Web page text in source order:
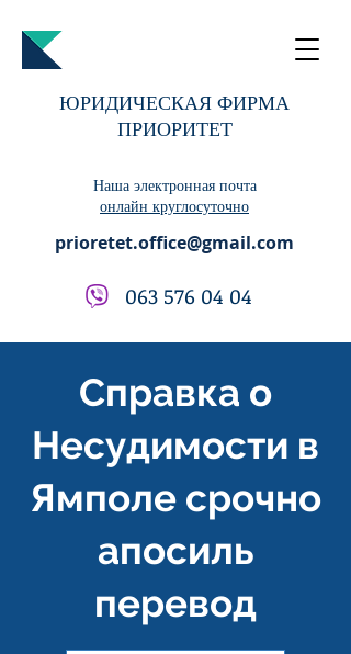
prioretet.office@gmail.com
Наша электронная почта
онлайн круглосуточно
063 576 04 04
ЮРИДИЧЕСКАЯ ФИРМА
ПРИОРИТЕТ
Справка о
Несудимости в
Ямполе срочно
апосиль
перевод